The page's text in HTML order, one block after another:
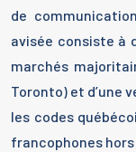
de
avisée consiste à
marchés
Toronto) et d’une
les codes
francophones hors